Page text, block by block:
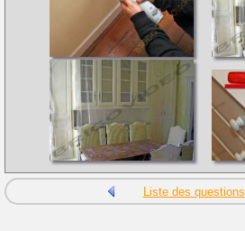
Liste des questions